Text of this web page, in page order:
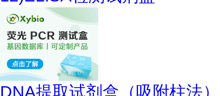
DNA提取试剂盒（吸附柱法）